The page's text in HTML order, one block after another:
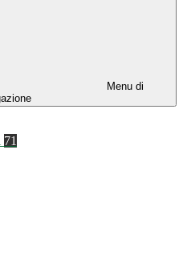
Menu di
71